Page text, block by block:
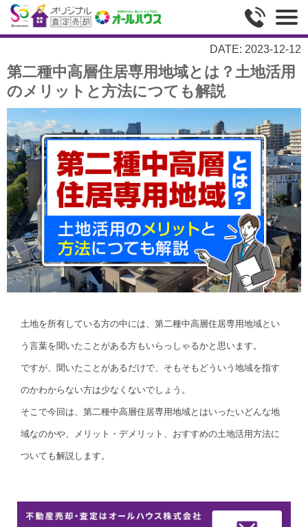
DATE: 2023-12-12
第二種中高層住居専用地域とは？土地活用
のメリットと方法につても解説
土地を所有している方の中には、第二種中高層住居専用地域とい
う言葉を聞いたことがある方もいらっしゃるかと思います。
ですが、聞いたことがあるだけで、そもそもどういう地域を指す
のかわからない方は少なくないでしょう。
そこで今回は、第二種中高層住居専用地域とはいったいどんな地
域なのかや、メリット・デメリット、おすすめの土地活用方法に
ついても解説します。